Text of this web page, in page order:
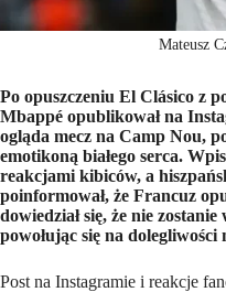
Mateusz
Po opuszczeniu El Clásico z
Mbappé opublikował na
ogląda mecz na Camp Nou,
emotikoną białego serca.
reakcjami kibiców, a
poinformował, że Francuz
dowiedział się, że nie
powołując się na dolegliwości
Post na Instagramie i reakcje